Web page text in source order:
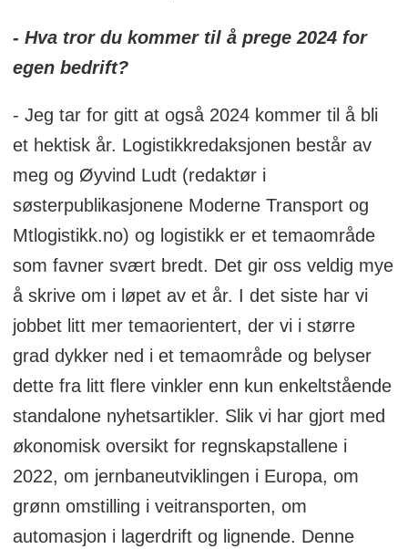
- Hva tror du kommer til å prege 2024 for
egen bedrift?
- Jeg tar for gitt at også 2024 kommer til å bli
et hektisk år. Logistikkredaksjonen består av
meg og Øyvind Ludt (redaktør i
søsterpublikasjonene Moderne Transport og
Mtlogistikk.no) og logistikk er et temaområde
som favner svært bredt. Det gir oss veldig mye
å skrive om i løpet av et år. I det siste har vi
jobbet litt mer temaorientert, der vi i større
grad dykker ned i et temaområde og belyser
dette fra litt flere vinkler enn kun enkeltstående
standalone nyhetsartikler. Slik vi har gjort med
økonomisk oversikt for regnskapstallene i
2022, om jernbaneutviklingen i Europa, om
grønn omstilling i veitransporten, om
automasjon i lagerdrift og lignende. Denne